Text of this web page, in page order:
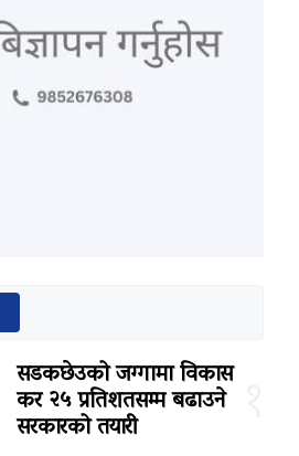
सडकछेउको जग्गामा विकास
कर २५ प्रतिशतसम्म बढाउने
सरकारको तयारी